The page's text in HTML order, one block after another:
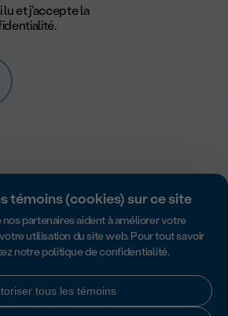
témoins (cookies) sur ce site
partenaires aident à améliorer votre
utilisation du site web. Pour tout savoir
notrepolitique de confidentialité.
tous les témoins
lu et j'accepte la
.
pour son excellence en matière de